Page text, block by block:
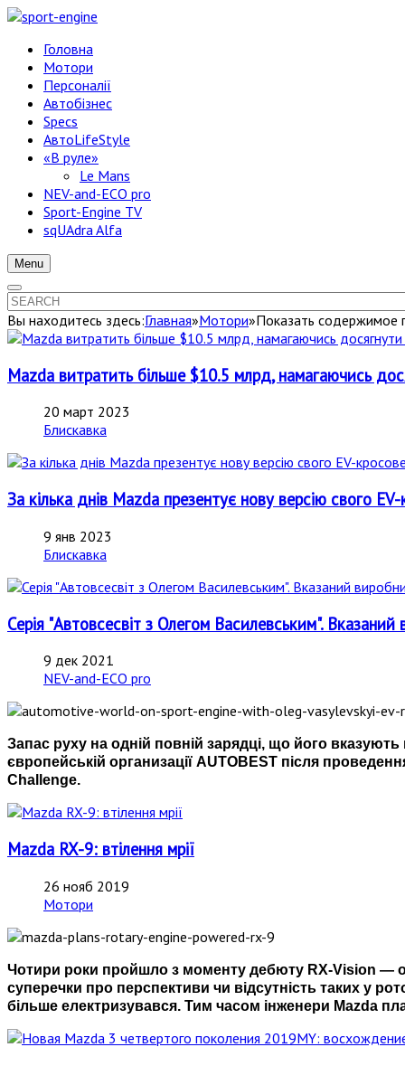
Головна
Мотори
Персоналії
Автобізнес
Specs
АвтоLifeStyle
«В руле»
Le Mans
NEV-and-ECO pro
Sport-Engine TV
sqUAdra Alfa
Menu
Вы находитесь здесь:Главная»Мотори»Показать содержимое
Mazda витратить більше $10.5 млрд, намагаючись
20 март 2023
Блискавка
За кілька днів Mazda презентує нову версію свого
9 янв 2023
Блискавка
Серія "Автовсесвіт з Олегом Василевським".
9 дек 2021
NEV-and-ECO pro
Запас руху на одній повній зарядці, що його
європейській организації AUTOBEST після
Challenge.
Mazda RX-9: втілення мрії
26 нояб 2019
Мотори
Чотири роки пройшло з моменту дебюту RX-Vision —
суперечки про перспективи чи відсутність таких у
більше електризувався. Тим часом інженери Mazda